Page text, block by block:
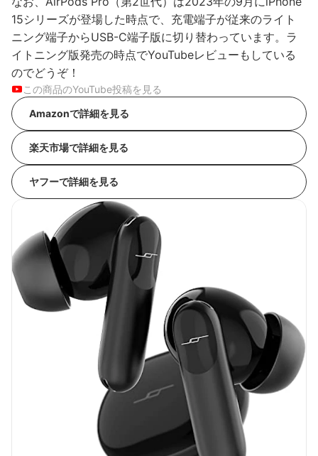
15シリーズが登場した時点で、充電端子が従来のライト
ニング端子からUSB-C端子版に切り替わっています。ラ
イトニング版発売の時点でYouTubeレビューもしている
のでどうぞ！
この商品のYouTube投稿を見る
Amazonで詳細を見る
楽天市場で詳細を見る
ヤフーで詳細を見る